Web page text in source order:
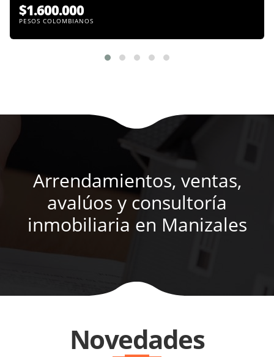
$1.600.000
PESOS COLOMBIANOS
Arrendamientos, ventas,
avalúos y consultoría
inmobiliaria en Manizales
Novedades